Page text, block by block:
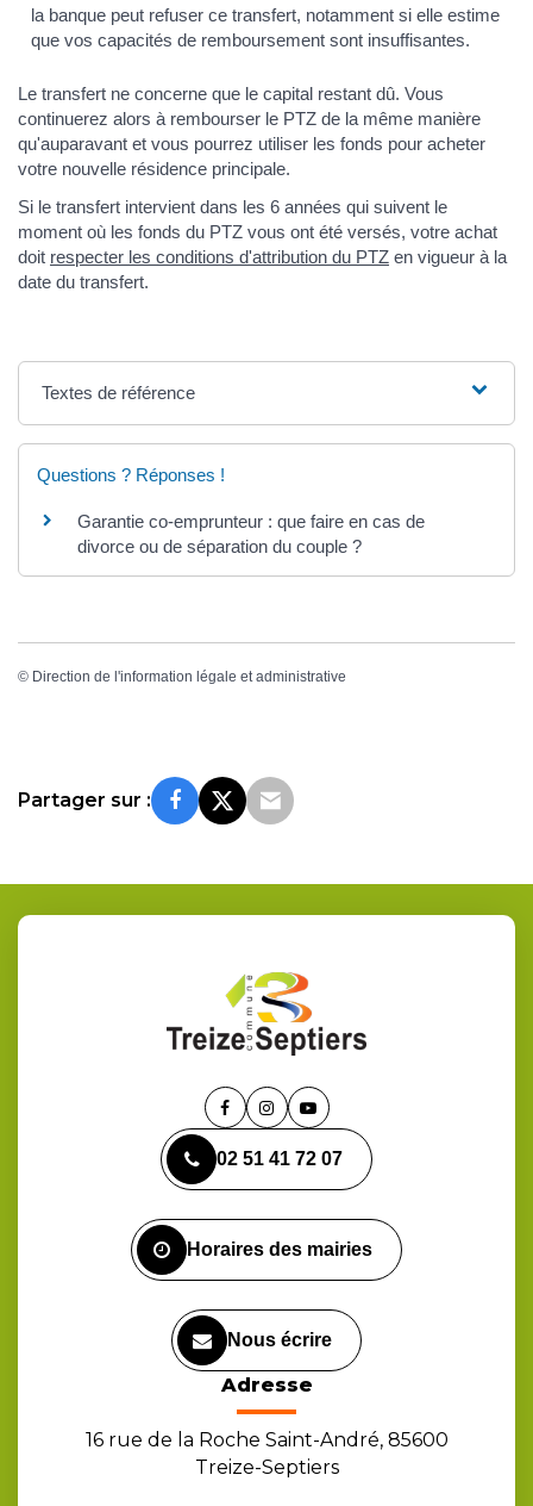
la banque peut refuser ce transfert, notamment si elle estime
que vos capacités de remboursement sont insuffisantes.
Le transfert ne concerne que le capital restant dû. Vous
continuerez alors à rembourser le PTZ de la même manière
qu'auparavant et vous pourrez utiliser les fonds pour acheter
votre nouvelle résidence principale.
Si le transfert intervient dans les 6 années qui suivent le
moment où les fonds du PTZ vous ont été versés, votre achat
doit respecter les conditions d'attribution du PTZ en vigueur à la
date du transfert.
Textes de référence
Questions ? Réponses !
Garantie co-emprunteur : que faire en cas de
divorce ou de séparation du couple ?
© Direction de l'information légale et administrative
Partager sur :
Lien
le
compte
Lien
le
compte
Lien
la
chaîne
02 51 41 72 07
Horaires des mairies
Nous écrire
Adresse
16 rue de la Roche Saint-André, 85600
Treize-Septiers